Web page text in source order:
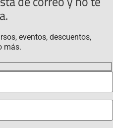
eventos, descuentos,
más.